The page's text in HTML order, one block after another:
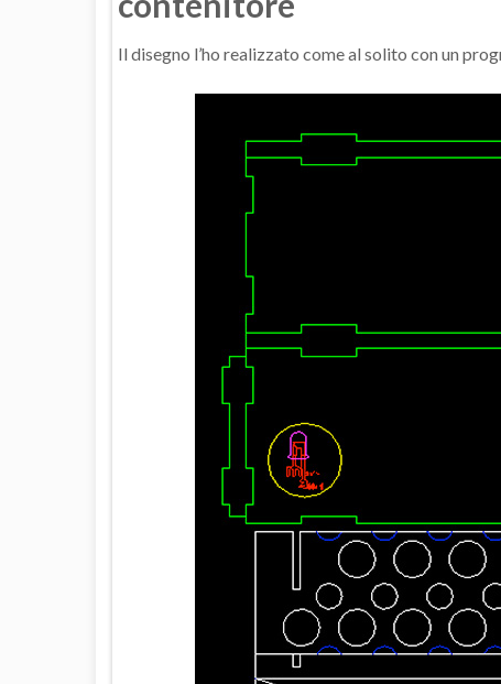
Il disegno l’ho realizzato come al solito con un